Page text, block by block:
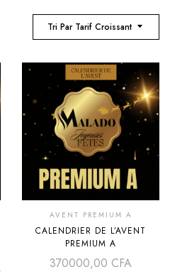
Tri Par Tarif Croissant
AVENT PREMIUM A
CALENDRIER DE L’AVENT
PREMIUM A
370000,00 CFA